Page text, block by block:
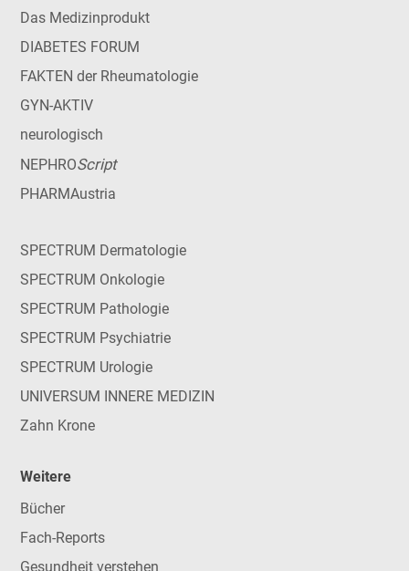
Das Medizinprodukt
DIABETES FORUM
FAKTEN der Rheumatologie
GYN-AKTIV
neurologisch
NEPHROScript
PHARMAustria
SPECTRUM Dermatologie
SPECTRUM Onkologie
SPECTRUM Pathologie
SPECTRUM Psychiatrie
SPECTRUM Urologie
UNIVERSUM INNERE MEDIZIN
Zahn Krone
Weitere
Bücher
Fach-Reports
Gesundheit verstehen